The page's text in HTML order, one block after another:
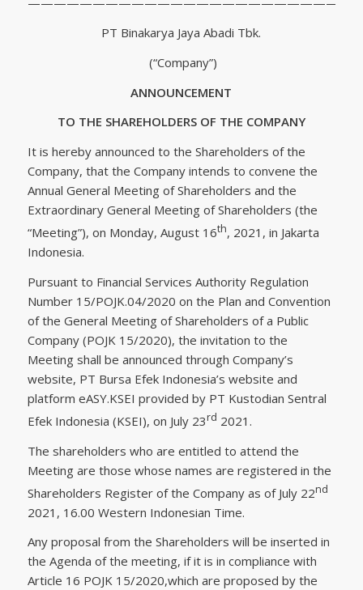
PT Binakarya Jaya Abadi Tbk.
(“Company”)
ANNOUNCEMENT
TO THE SHAREHOLDERS OF THE COMPANY
It is hereby announced to the Shareholders of the
Company, that the Company intends to convene the
Annual General Meeting of Shareholders and the
Extraordinary General Meeting of Shareholders (the
“Meeting”), on Monday, August 16th, 2021, in Jakarta
Indonesia.
Pursuant to Financial Services Authority Regulation
Number 15/POJK.04/2020 on the Plan and Convention
of the General Meeting of Shareholders of a Public
Company (POJK 15/2020), the invitation to the
Meeting shall be announced through Company’s
website, PT Bursa Efek Indonesia’s website and
platform eASY.KSEI provided by PT Kustodian Sentral
Efek Indonesia (KSEI), on July 23rd 2021.
The shareholders who are entitled to attend the
Meeting are those whose names are registered in the
Shareholders Register of the Company as of July 22nd
2021, 16.00 Western Indonesian Time.
Any proposal from the Shareholders will be inserted in
the Agenda of the meeting, if it is in compliance with
Article 16 POJK 15/2020,which are proposed by the